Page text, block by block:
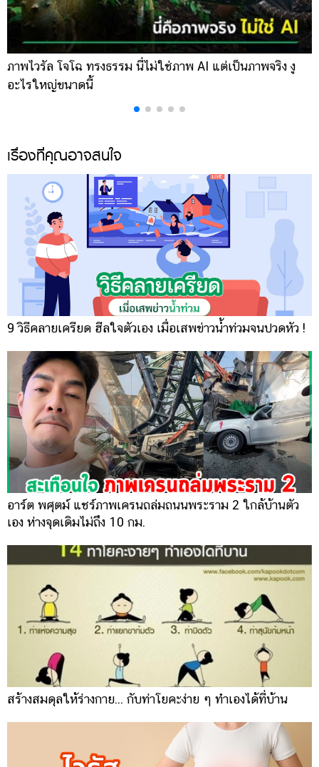
ภาพไวรัล โจโฉ ทรงธรรม นี่ไม่ใช่ภาพ AI แต่เป็นภาพจริง งู
อะไรใหญ่ขนาดนี้
เรื่องที่คุณอาจสนใจ
9 วิธีคลายเครียด ฮีลใจตัวเอง เมื่อเสพข่าวน้ำท่วมจนปวดหัว !
อาร์ต พศุตม์ แชร์ภาพเครนถล่มถนนพระราม 2 ใกล้บ้านตัว
เอง ห่างจุดเดิมไม่ถึง 10 กม.
สร้างสมดุลให้ร่างกาย... กับท่าโยคะง่าย ๆ ทำเองได้ที่บ้าน